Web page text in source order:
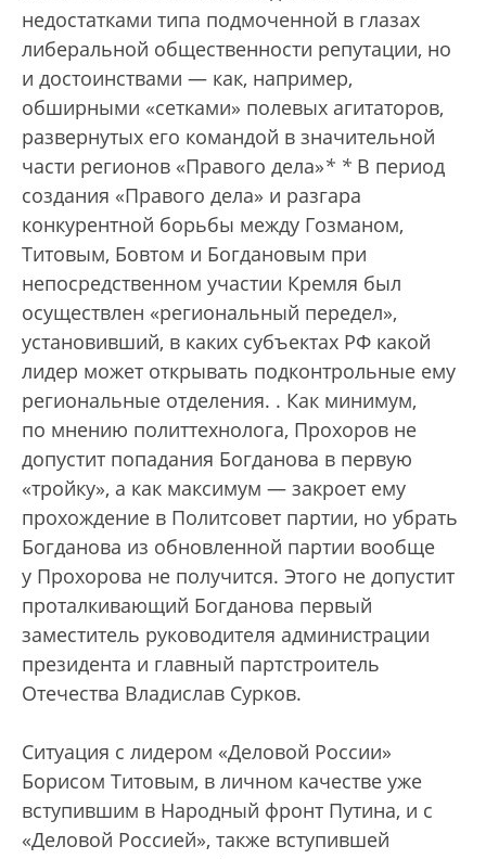
недостатками типа подмоченной в глазах
либеральной общественности репутации, но
и достоинствами — как, например,
обширными «сетками» полевых агитаторов,
развернутых его командой в значительной
части регионов «Правого дела»* * В период
создания «Правого дела» и разгара
конкурентной борьбы между Гозманом,
Титовым, Бовтом и Богдановым при
непосредственном участии Кремля был
осуществлен «региональный передел»,
установивший, в каких субъектах РФ какой
лидер может открывать подконтрольные ему
региональные отделения. . Как минимум,
по мнению политтехнолога, Прохоров не
допустит попадания Богданова в первую
«тройку», а как максимум — закроет ему
прохождение в Политсовет партии, но убрать
Богданова из обновленной партии вообще
у Прохорова не получится. Этого не допустит
проталкивающий Богданова первый
заместитель руководителя администрации
президента и главный партстроитель
Отечества Владислав Сурков.
Ситуация с лидером «Деловой России»
Борисом Титовым, в личном качестве уже
вступившим в Народный фронт Путина, и с
«Деловой Россией», также вступившей